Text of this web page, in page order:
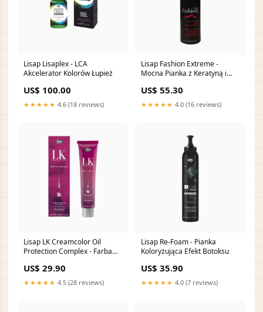
Lisap Lisaplex - LCA
Akcelerator Kolorów Łupież
US$ 100.00
★★★★★ 4.6 (18 reviews)
Lisap Fashion Extreme -
Mocna Pianka z Keratyną i
Bestsellery
US$ 55.30
★★★★★ 4.0 (16 reviews)
Lisap LK Creamcolor Oil
Protection Complex - Farba
US$ 29.90
★★★★★ 4.5 (28 reviews)
Lisap Re-Foam - Pianka
Koloryzująca Efekt Botoksu
US$ 35.90
★★★★★ 4.0 (7 reviews)